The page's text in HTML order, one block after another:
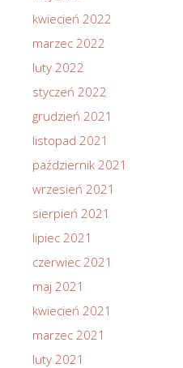
kwiecień 2022
marzec 2022
luty 2022
styczeń 2022
grudzień 2021
listopad 2021
październik 2021
wrzesień 2021
sierpień 2021
lipiec 2021
czerwiec 2021
maj 2021
kwiecień 2021
marzec 2021
luty 2021